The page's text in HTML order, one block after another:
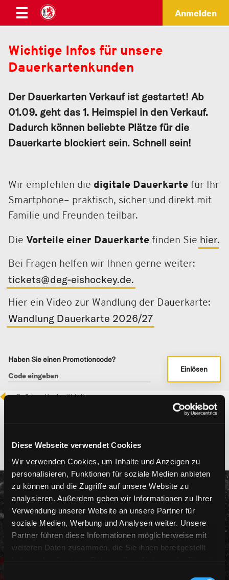
Diese Webseite verwendet Cookies
Wir verwenden Cookies, um Inhalte und Anzeigen zu
personalisieren, Funktionen für soziale Medien anbieten
zu können und die Zugriffe auf unsere Website zu
analysieren. Außerdem geben wir Informationen zu Ihrer
Verwendung unserer Website an unsere Partner für
soziale Medien, Werbung und Analysen weiter. Unsere
Partner führen diese Informationen möglicherweise mit
weiteren Daten zusammen, die Sie ihnen bereitgestellt
Einwilligungsauswahl
Anmelden
Wichtige Infos für unsere
Dauerkartenkunden
Der Dauerkarten Verkauf ist gestartet! Ab
01.09. geht das 1. Heimspiel in den Verkauf.
Dadurch können beliebte Plätze für die
Dauerkarte blockiert sein. Schnell sein!
Wir empfehlen die digitale Dauerkarte für Ihr
Smartphone– praktisch, sicher und direkt mit
Familie und Freunden teilbar.
Die Vorteile einer Dauerkarte finden Sie hier.
Bei Fragen helfen wir Ihnen gerne weiter:
tickets@deg-eishockey.de.
Hier ein Video zur Wandlung der Dauerkarte:
Wandlung Dauerkarte 2026/27
Haben Sie einen Promotioncode?
Einlösen
Zurück zur Vereins-Website
DEG SAISON 2026/27 DAUERKARTE 2026/27
NORMAL
Dauerkarte 2026/27
Normal